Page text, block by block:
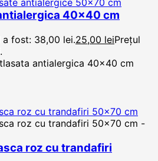
40×40 cm
a fost: 38,00 lei.25,00 leiPrețul
antialergica 40x40 cm
roz cu trandafiri